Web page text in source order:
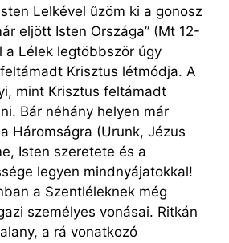
Lelkével űzöm ki a gonosz
eljött Isten Országa” (Mt 12-
a Lélek legtöbbször úgy
Krisztus létmódja. A
mint Krisztus feltámadt
Bár néhány helyen már
Háromságra (Urunk, Jézus
Isten szeretete és a
legyen mindnyájatokkal!
a Szentléleknek még
személyes vonásai. Ritkán
a rá vonatkozó